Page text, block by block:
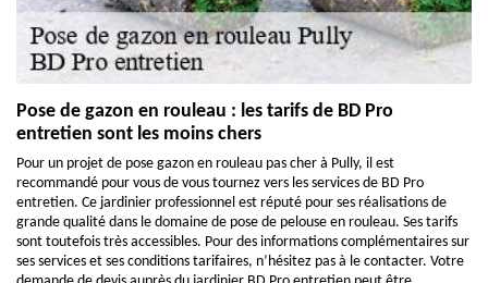
Pose de gazon en rouleau : les tarifs de BD Pro
entretien sont les moins chers
Pour un projet de pose gazon en rouleau pas cher à Pully, il est
recommandé pour vous de vous tournez vers les services de BD Pro
entretien. Ce jardinier professionnel est réputé pour ses réalisations de
grande qualité dans le domaine de pose de pelouse en rouleau. Ses tarifs
sont toutefois très accessibles. Pour des informations complémentaires sur
ses services et ses conditions tarifaires, n’hésitez pas à le contacter. Votre